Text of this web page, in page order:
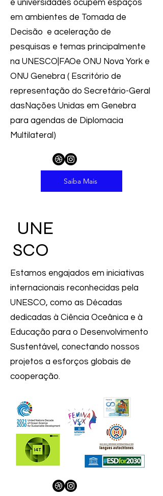
e universidades ocupem espaços
em ambientes de Tomada de
Decisão e aceleração de
pesquisas e temas principalmente
na UNESCO|FAOe ONU Nova York e
ONU Genebra ( Escritório de
representação do Secretário-Geral
dasNações Unidas em Genebra
para agendas de Diplomacia
Multilateral)
Saiba Mais
UNE
SCO
Estamos engajados em iniciativas
internacionais reconhecidas pela
UNESCO, como as Décadas
dedicadas à Ciência Oceânica e à
Educação para o Desenvolvimento
Sustentável, conectando nossos
projetos a esforços globais de
cooperação.